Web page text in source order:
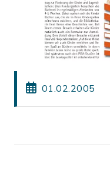
01.02.2005